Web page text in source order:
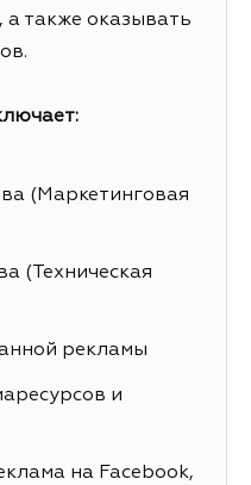
а также оказывать
(Маркетинговая
(Техническая
рекламы
и
на Facebook,